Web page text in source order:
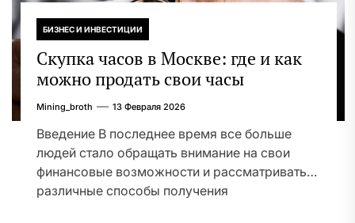
БИЗНЕС И ИНВЕСТИЦИИ
Скупка часов в Москве: где и как
можно продать свои часы
Mining_broth 13 Февраля 2026
Введение В последнее время все больше
людей стало обращать внимание на свои
финансовые возможности и рассматривать
различные способы получения